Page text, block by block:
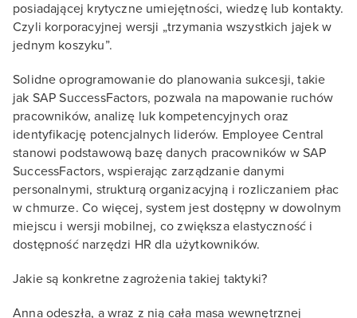
posiadającej krytyczne umiejętności, wiedzę lub kontakty.
Czyli korporacyjnej wersji „trzymania wszystkich jajek w
jednym koszyku”.
Solidne oprogramowanie do planowania sukcesji, takie
jak SAP SuccessFactors, pozwala na mapowanie ruchów
pracowników, analizę luk kompetencyjnych oraz
identyfikację potencjalnych liderów. Employee Central
stanowi podstawową bazę danych pracowników w SAP
SuccessFactors, wspierając zarządzanie danymi
personalnymi, strukturą organizacyjną i rozliczaniem płac
w chmurze. Co więcej, system jest dostępny w dowolnym
miejscu i wersji mobilnej, co zwiększa elastyczność i
dostępność narzędzi HR dla użytkowników.
Jakie są konkretne zagrożenia takiej taktyki?
Anna odeszła, a wraz z nią cała masa wewnętrznej